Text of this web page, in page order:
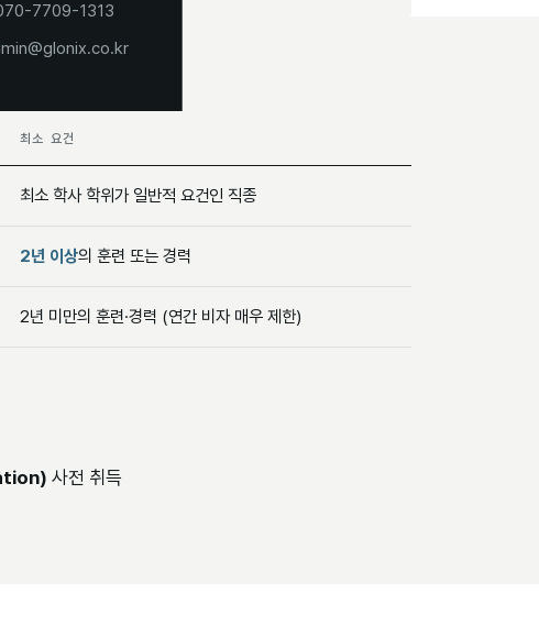
7709-1313
최소 요건
최소 학사 학위가 일반적 요건인 직종
2년 이상의 훈련 또는 경력
2년 미만의 훈련·경력 (연간 비자 매우 제한)
사전 취득